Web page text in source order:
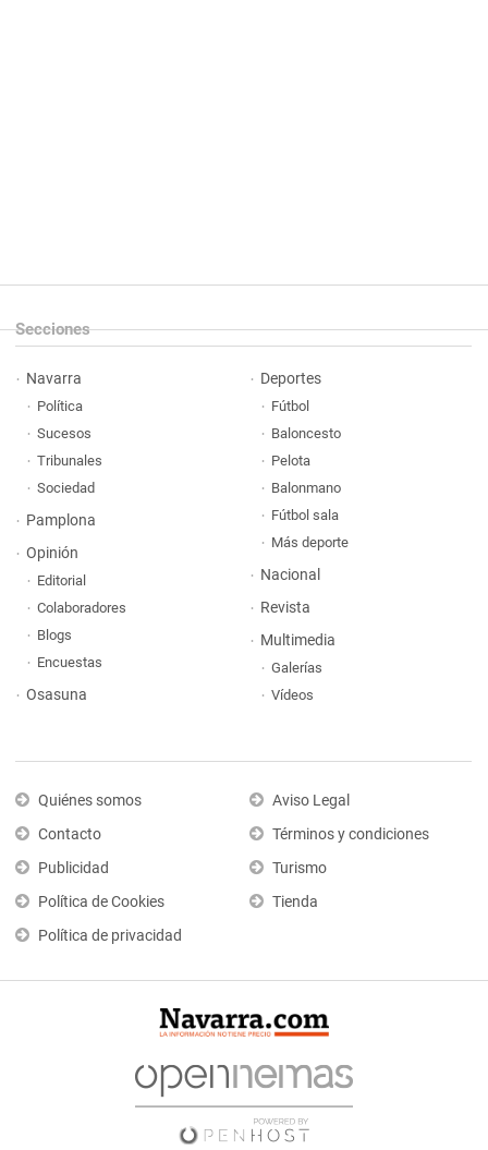
Secciones
Navarra
Política
Sucesos
Tribunales
Sociedad
Pamplona
Opinión
Editorial
Colaboradores
Blogs
Encuestas
Osasuna
Deportes
Fútbol
Baloncesto
Pelota
Balonmano
Fútbol sala
Más deporte
Nacional
Revista
Multimedia
Galerías
Vídeos
Quiénes somos
Contacto
Publicidad
Política de Cookies
Política de privacidad
Aviso Legal
Términos y condiciones
Turismo
Tienda